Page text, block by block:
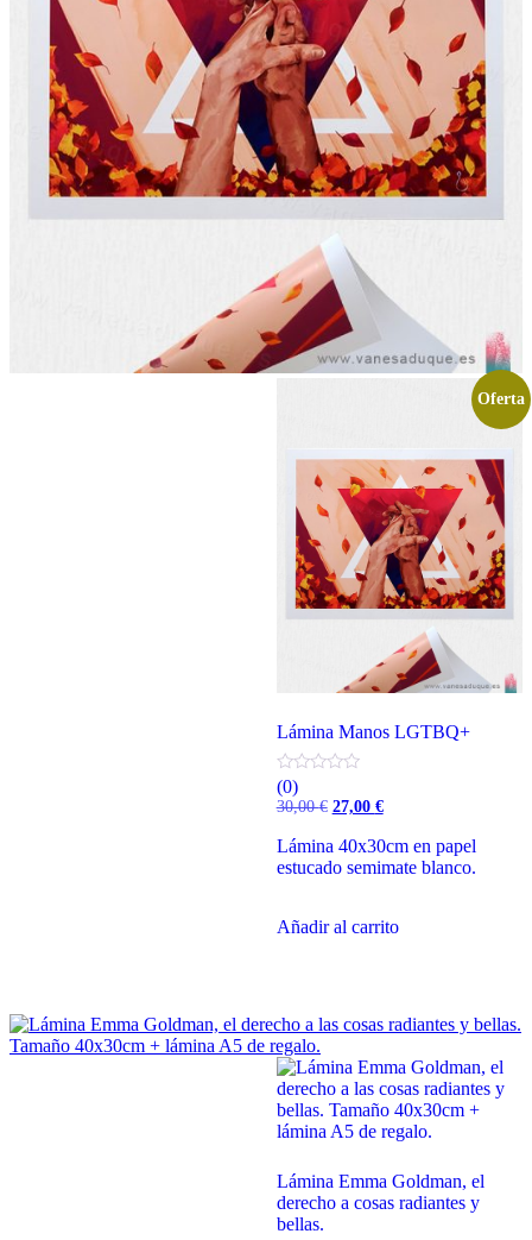
Oferta
Lámina Manos LGTBQ+
(0)
30,00€ El
original
era:
27,00 €El
actual
es:
Lámina 40x30cm en papel
estucado semimate blanco.
Añadir al carrito
Lámina Emma Goldman, el
derecho a cosas radiantes y
bellas.